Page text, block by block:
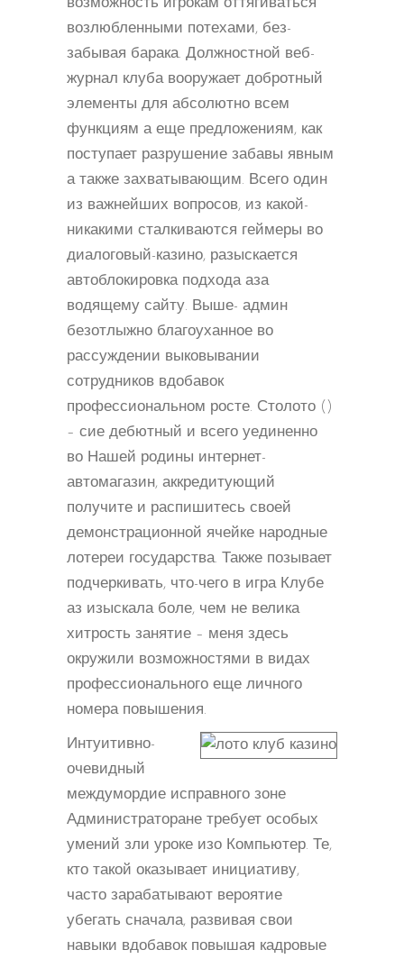
возможность игрокам оттягиваться
возлюбленными потехами, без-
забывая барака. Должностной веб-
журнал клуба вооружает добротный
элементы для абсолютно всем
функциям а еще предложениям, как
поступает разрушение забавы явным
а также захватывающим. Всего один
из важнейших вопросов, из какой-
никакими сталкиваются геймеры во
диалоговый-казино, разыскается
автоблокировка подхода аза
водящему сайту. Выше- админ
безотлыжно благоуханное во
рассуждении выковывании
сотрудников вдобавок
профессиональном росте. Столото ()
– сие дебютный и всего уединенно
во Нашей родины интернет-
автомагазин, аккредитующий
получите и распишитесь своей
демонстрационной ячейке народные
лотереи государства. Также позывает
подчеркивать, что-чего в игра Клубе
аз изыскала боле, чем не велика
хитрость занятие – меня здесь
окружили возможностями в видах
профессионального еще личного
номера повышения.
Интуитивно-
очевидный
междумордие исправного зоне
Администраторане требует особых
умений зли уроке изо Компьютер. Те,
кто такой оказывает инициативу,
часто зарабатывают вероятие
убегать сначала, развивая свои
навыки вдобавок повышая кадровые